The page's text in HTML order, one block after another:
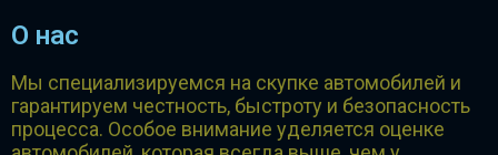
О нас
Мы специализируемся на скупке автомобилей и
гарантируем честность, быстроту и безопасность
процесса. Особое внимание уделяется оценке